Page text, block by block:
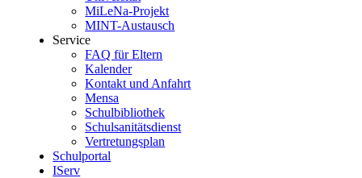
MiLeNa-Projekt
MINT-Austausch
Service
FAQ für Eltern
Kalender
Kontakt und Anfahrt
Mensa
Schulbibliothek
Schulsanitätsdienst
Vertretungsplan
Schulportal
IServ